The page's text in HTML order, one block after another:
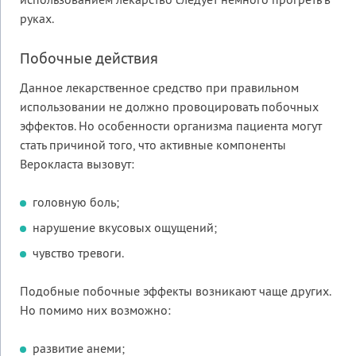
руках.
Побочные действия
Данное лекарственное средство при правильном
использовании не должно провоцировать побочных
эффектов. Но особенности организма пациента могут
стать причиной того, что активные компоненты
Верокласта вызовут:
головную боль;
нарушение вкусовых ощущений;
чувство тревоги.
Подобные побочные эффекты возникают чаще других.
Но помимо них возможно:
развитие анеми;